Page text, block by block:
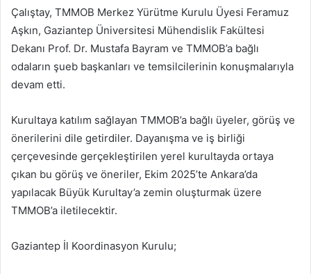
Çalıştay, TMMOB Merkez Yürütme Kurulu Üyesi Feramuz
Aşkın, Gaziantep Üniversitesi Mühendislik Fakültesi
Dekanı Prof. Dr. Mustafa Bayram ve TMMOB’a bağlı
odaların şueb başkanları ve temsilcilerinin konuşmalarıyla
devam etti.
Kurultaya katılım sağlayan TMMOB’a bağlı üyeler, görüş ve
önerilerini dile getirdiler. Dayanışma ve iş birliği
çerçevesinde gerçekleştirilen yerel kurultayda ortaya
çıkan bu görüş ve öneriler, Ekim 2025’te Ankara’da
yapılacak Büyük Kurultay’a zemin oluşturmak üzere
TMMOB’a iletilecektir.
Gaziantep İl Koordinasyon Kurulu;